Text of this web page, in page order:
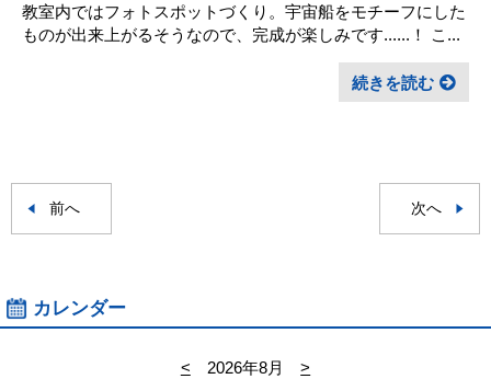
教室内ではフォトスポットづくり。宇宙船をモチーフにした
ものが出来上がるそうなので、完成が楽しみです......！ こ...
続きを読む
前へ 次へ
カレンダー
< 2026年8月
>